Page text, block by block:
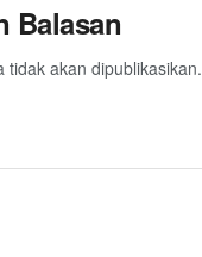
Balasan
tidak akan dipublikasikan.